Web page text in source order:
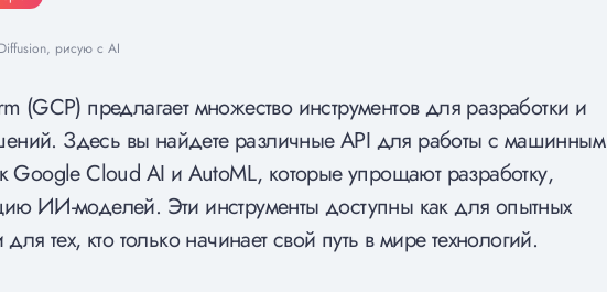
рисую с AI
(GCP) предлагает множество инструментов для разработки и
Здесь вы найдете различные API для работы с машинным
Google Cloud AI и AutoML, которые упрощают разработку,
ИИ-моделей. Эти инструменты доступны как для опытных
для тех, кто только начинает свой путь в мире технологий.